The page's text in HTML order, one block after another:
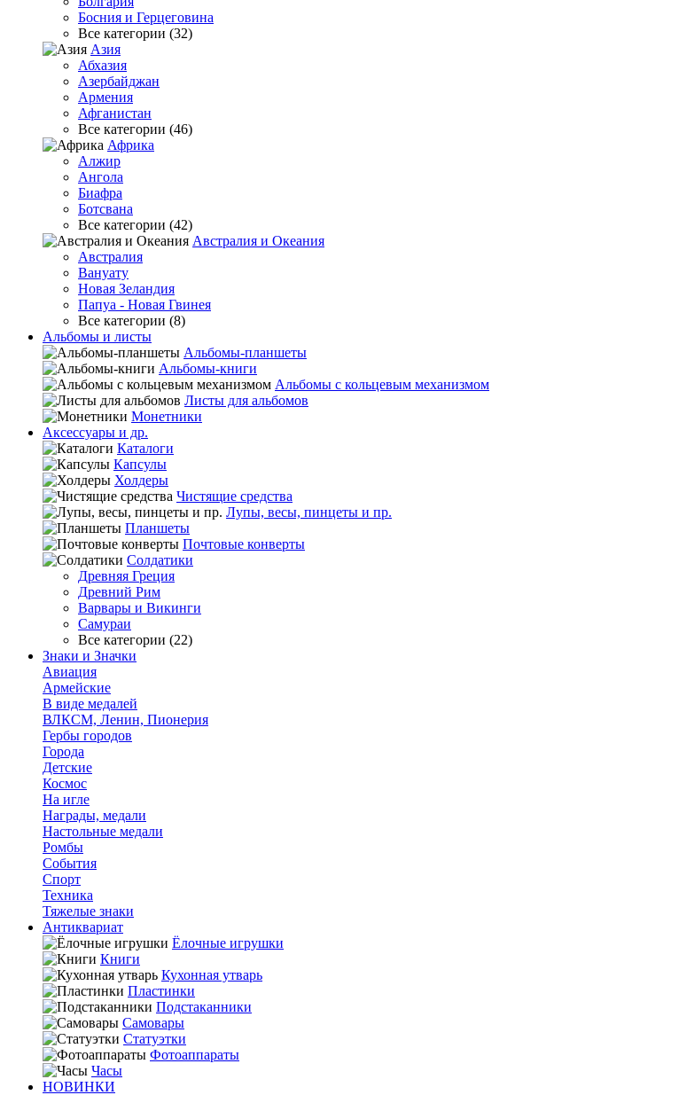
Босния и Герцеговина
Все категории (32)
Азия
Абхазия
Азербайджан
Армения
Афганистан
Все категории (46)
Африка
Алжир
Ангола
Биафра
Ботсвана
Все категории (42)
Австралия и Океания
Австралия
Вануату
Новая Зеландия
Папуа - Новая Гвинея
Все категории (8)
Альбомы и листы
Альбомы-планшеты
Альбомы-книги
Альбомы с кольцевым механизмом
Листы для альбомов
Монетники
Аксессуары и др.
Каталоги
Капсулы
Холдеры
Чистящие средства
Лупы, весы, пинцеты и пр.
Планшеты
Почтовые конверты
Солдатики
Древняя Греция
Древний Рим
Варвары и Викинги
Самураи
Все категории (22)
Знаки и Значки
Авиация
Армейские
В виде медалей
ВЛКСМ, Ленин, Пионерия
Гербы городов
Города
Детские
Космос
На игле
Награды, медали
Настольные медали
Ромбы
События
Спорт
Техника
Тяжелые знаки
Антиквариат
Ёлочные игрушки
Книги
Кухонная утварь
Пластинки
Подстаканники
Самовары
Статуэтки
Фотоаппараты
Часы
НОВИНКИ